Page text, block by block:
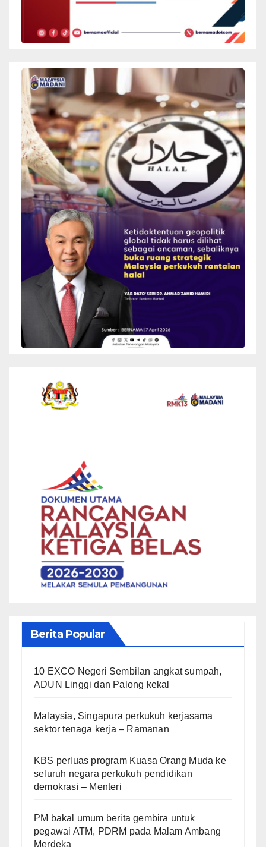
Berita Popular
10 EXCO Negeri Sembilan angkat sumpah,
ADUN Linggi dan Palong kekal
Malaysia, Singapura perkukuh kerjasama
sektor tenaga kerja – Ramanan
KBS perluas program Kuasa Orang Muda ke
seluruh negara perkukuh pendidikan
demokrasi – Menteri
PM bakal umum berita gembira untuk
pegawai ATM, PDRM pada Malam Ambang
Merdeka